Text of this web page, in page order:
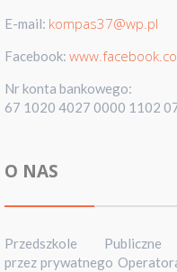
E-mail: kompas37@wp.pl
Facebook:
Nr konta bankowego:
67 1020 4027 0000 1102
O NAS
Przedszkole
przez prywatnego